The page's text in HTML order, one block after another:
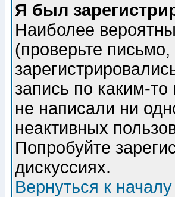
Я был
Наиболее
(проверьте
запись по каким-
не написали ни
неактивных
Попробуйте
дискуссиях.
Вернуться к началу